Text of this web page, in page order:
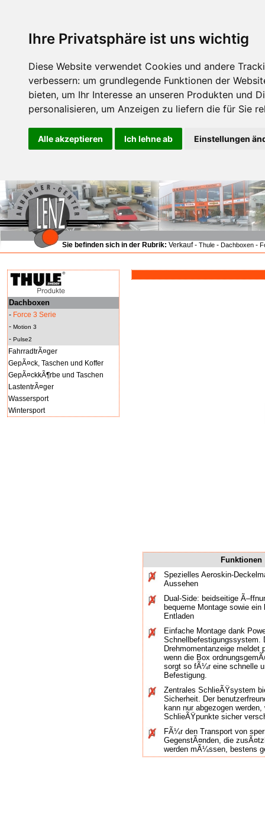
Ihre Privatsphäre ist uns wichtig
Diese Website verwendet Cookies und andere
verbessern: um grundlegende Funktionen der
bieten, um Ihr Interesse an unseren Produkten und
personalisieren, um Anzeigen zu liefern die für Sie
Alle akzeptieren Ich lehne ab Einstellungen
Sie befinden sich in der Rubrik: Verkauf - Thule - Dachboxen -
Dachboxen
- Force 3 Serie
- Motion 3
- Pulse2
FahrradtrÃ¤ger
GepÃ¤ck, Taschen und Koffer
GepÃ¤ckkÃ¶rbe und Taschen
LastentrÃ¤ger
Wassersport
Wintersport
Funktionen
Spezielles Aeroskin-
Aussehen
Dual-Side: beidseitige
bequeme Montage sowie
Entladen
Einfache Montage dank
Schnellbefestigungssystem.
Drehmomentanzeige meldet
wenn die Box
sorgt so fÃ¼r eine schnelle
Befestigung.
Zentrales SchlieÃŸsystem
Sicherheit. Der
kann nur abgezogen werden,
SchlieÃŸpunkte sicher
FÃ¼r den Transport von
GegenstÃ¤nden, die
werden mÃ¼ssen, bestens